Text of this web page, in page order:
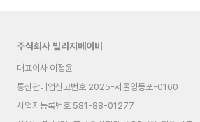
주식회사 빌리지베이비
대표이사 이정윤
통신판매업신고번호 2025-서울영등포-0160
사업자등록번호 581-88-01277